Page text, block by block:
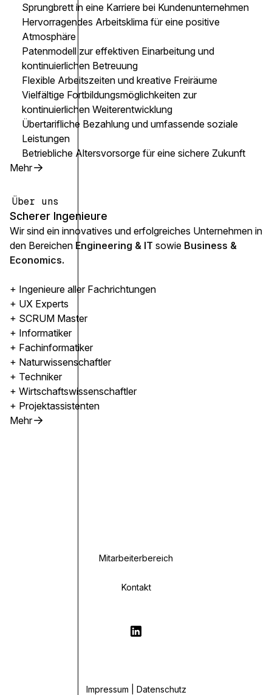
Über uns
Scherer Ingenieure
Wir sind ein innovatives und erfolgreiches Unternehmen in
den Bereichen Engineering & IT sowie Business &
Economics.
+ Ingenieure aller Fachrichtungen
+ UX Experts
+ SCRUM Master
+ Informatiker
+ Fachinformatiker
+ Naturwissenschaftler
+ Techniker
+ Wirtschaftswissenschaftler
+ Projektassistenten
Mehr
Sprungbrett in eine Karriere bei Kundenunternehmen
Hervorragendes Arbeitsklima für eine positive
Atmosphäre
Patenmodell zur effektiven Einarbeitung und
kontinuierlichen Betreuung
Flexible Arbeitszeiten und kreative Freiräume
Vielfältige Fortbildungsmöglichkeiten zur
kontinuierlichen Weiterentwicklung
Übertarifliche Bezahlung und umfassende soziale
Leistungen
Betriebliche Altersvorsorge für eine sichere Zukunft
Mehr
Mitarbeiterbereich
Kontakt
Impressum | Datenschutz